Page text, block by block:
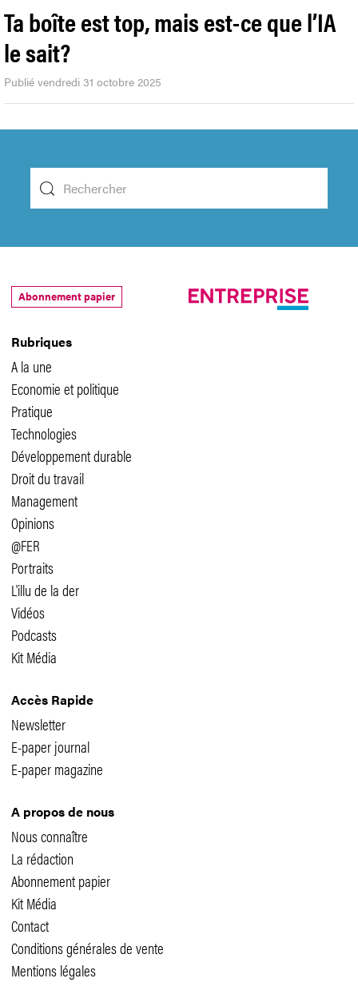
Ta boîte est top, mais est-ce que l’IA
le sait?
Publié vendredi 31 octobre 2025
Rubriques
A la une
Economie et politique
Pratique
Technologies
Développement durable
Droit du travail
Management
Opinions
@FER
Portraits
L'illu de la der
Vidéos
Podcasts
Kit Média
Accès Rapide
Newsletter
E-paper journal
E-paper magazine
A propos de nous
Nous connaître
La rédaction
Abonnement papier
Kit Média
Contact
Conditions générales de vente
Mentions légales
Abonnement papier